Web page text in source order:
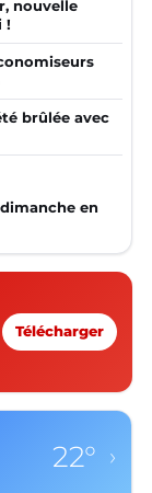
nouvelle
!
brûlée avec
en
Télécharger
22° ›